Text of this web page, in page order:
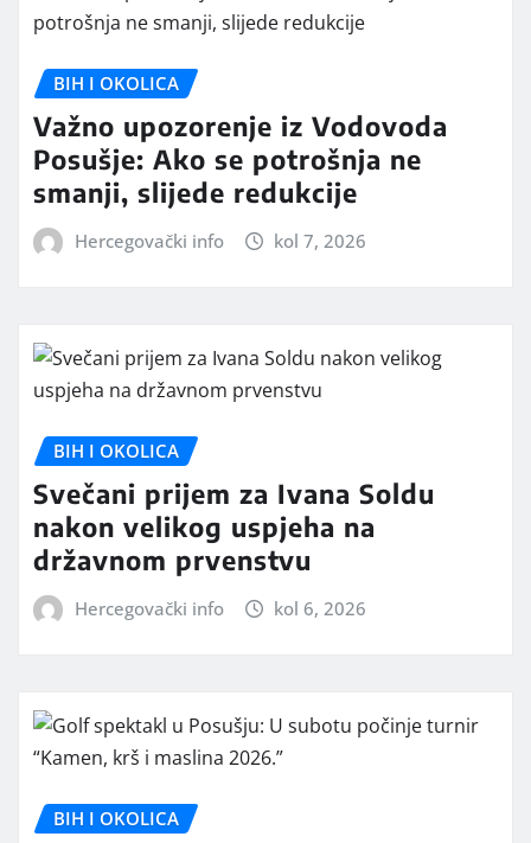
BIH I OKOLICA
Važno upozorenje iz Vodovoda
Posušje: Ako se potrošnja ne
smanji, slijede redukcije
Hercegovački info kol 7, 2026
BIH I OKOLICA
Svečani prijem za Ivana Soldu
nakon velikog uspjeha na
državnom prvenstvu
Hercegovački info kol 6, 2026
BIH I OKOLICA